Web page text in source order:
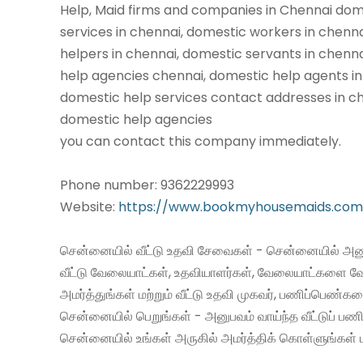
Help, Maid firms and companies in Chennai
services in chennai, domestic workers in
helpers in chennai, domestic servants in
help agencies chennai, domestic help agents
domestic help services contact addresses in
domestic help agencies
you can contact this company immediately.
Phone number: 9362229993
Website: https://
சென்னையில் வீட்டு உதவி சேவைகள் - சென்னையில்
வீட்டு வேலையாட்கள், உதவியாளர்கள், வேலையாட்களை
அமர்த்துங்கள் மற்றும் வீட்டு உதவி முகவர்,
சென்னையில் பெறுங்கள் - அனுபவம் வாய்ந்த வீட்டுப்
சென்னையில் உங்கள் அருகில் அமர்த்திக் கொள்ளுங்கள்